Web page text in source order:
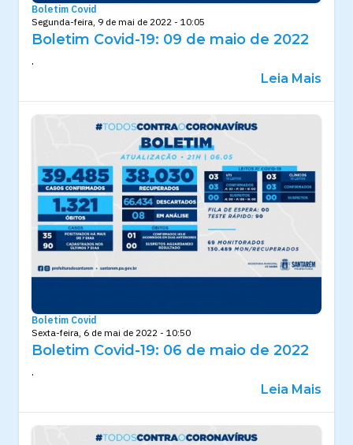
Boletim Covid
Segunda-feira, 9 de mai de 2022 - 10:05
Boletim Covid-19: 09 de maio de 2022
.
Leia Mais
Boletim Covid
Sexta-feira, 6 de mai de 2022 - 10:50
Boletim Covid-19: 06 de maio de 2022
.
Leia Mais